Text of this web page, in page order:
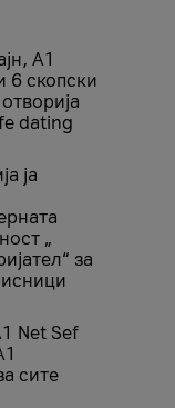
A1
6 скопски
dating
ја
„
за
Net Sеf
сите